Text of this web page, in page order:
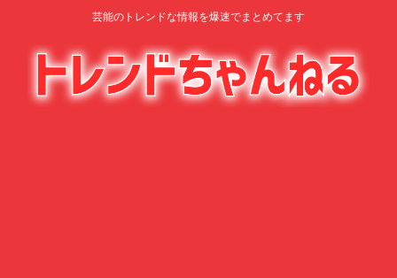
芸能のトレンドな情報を爆速でまとめてます